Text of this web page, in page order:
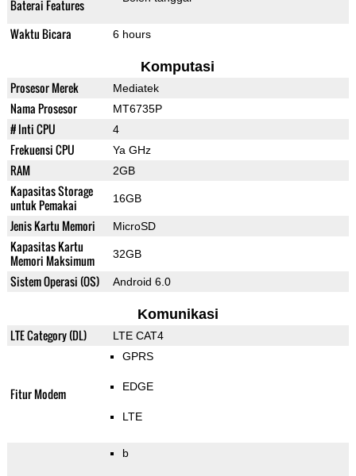
Baterai Features
Waktu Bicara 6 hours
Komputasi
Prosesor Merek Mediatek
Nama Prosesor MT6735P
# Inti CPU 4
Frekuensi CPU Ya GHz
RAM 2GB
Kapasitas Storage
untuk Pemakai
16GB
Jenis Kartu Memori MicroSD
Kapasitas Kartu
Memori Maksimum
32GB
Sistem Operasi (OS) Android 6.0
Komunikasi
LTE Category (DL) LTE CAT4
Fitur Modem
GPRS
EDGE
LTE
b